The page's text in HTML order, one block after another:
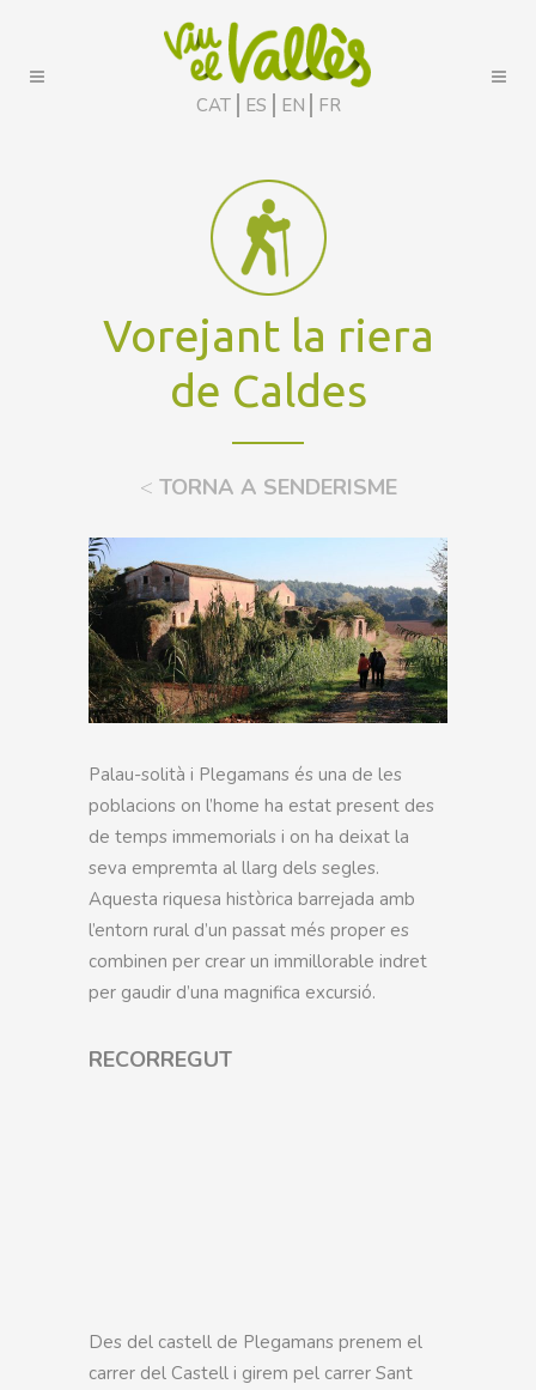
CAT ES EN FR
Vorejant la riera
de Caldes
< TORNA A SENDERISME
Palau-solità i Plegamans és una de les
poblacions on l’home ha estat present des
de temps immemorials i on ha deixat la
seva empremta al llarg dels segles.
Aquesta riquesa històrica barrejada amb
l’entorn rural d’un passat més proper es
combinen per crear un immillorable indret
per gaudir d’una magnifica excursió.
RECORREGUT
Des del castell de Plegamans prenem el
carrer del Castell i girem pel carrer Sant